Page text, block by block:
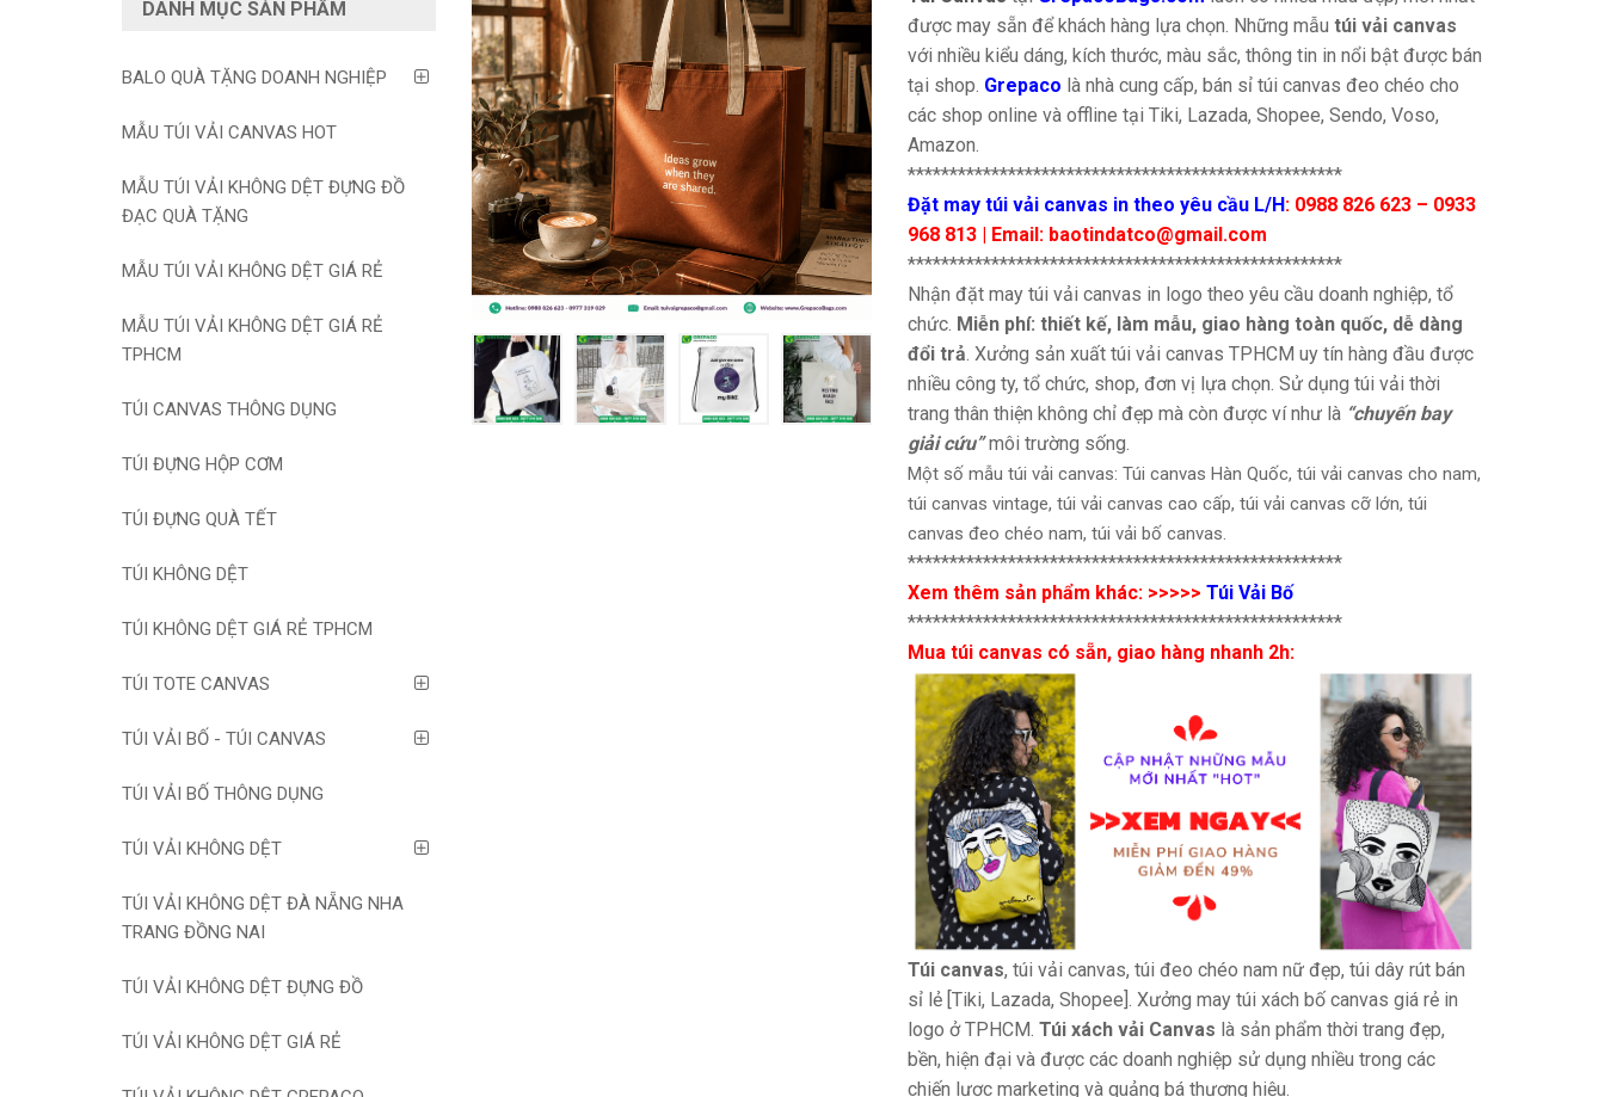
được may sẵn để khách hàng lựa chọn. Những mẫutúi vải canvas
với nhiều kiểu dáng, kích thước, màu sắc, thông tin in nổi bật được bán
tại shop. Grepaco là nhà cung cấp, bán sỉ túi canvas đeo chéo cho
các shop online và offline tại Tiki, Lazada, Shopee, Sendo, Voso,
Amazon.
****************************************************
Đặt may túi vải canvas in theo yêu cầu L/H: 0988 826 623 – 0933
968 813 | Email: baotindatco@gmail.com
****************************************************
Nhận đặt may túi vải canvas in logo theo yêu cầu doanh nghiệp, tổ
chức. Miễn phí: thiết kế, làm mẫu, giao hàng toàn quốc, dễ dàng
đổi trả. Xưởng sản xuất túi vải canvas TPHCM uy tín hàng đầu được
nhiều công ty, tổ chức, shop, đơn vị lựa chọn. Sử dụng túi vải thời
trang thân thiện không chỉ đẹp mà còn được ví như là “chuyến bay
giải cứu”môi trường sống.
Một số mẫu túi vải canvas: Túi canvas Hàn Quốc, túi vải canvas cho nam,
túi canvas vintage, túi vải canvas cao cấp, túi vải canvas cỡ lớn, túi
canvas đeo chéo nam, túi vải bố canvas.
****************************************************
Xem thêm sản phẩm khác: >>>>>Túi Vải Bố
****************************************************
Mua túi canvas có sẵn, giao hàng nhanh 2h:
Túi canvas, túi vải canvas, túi đeo chéo nam nữ đẹp, túi dây rút bán
sỉ lẻ [Tiki, Lazada, Shopee]. Xưởng may túi xách bố canvas giá rẻ in
logo ở TPHCM.Túi xách vải Canvas là sản phẩm thời trang đẹp,
bền, hiện đại và được các doanh nghiệp sử dụng nhiều trong các
chiến lược marketing và quảng bá thương hiệu.
DANH MỤC SẢN PHẨM
BALO QUÀ TẶNG DOANH NGHIỆP
MẪU TÚI VẢI CANVAS HOT
MẪU TÚI VẢI KHÔNG DỆT ĐỰNG ĐỒ
ĐẠC QUÀ TẶNG
MẪU TÚI VẢI KHÔNG DỆT GIÁ RẺ
MẪU TÚI VẢI KHÔNG DỆT GIÁ RẺ
TPHCM
TÚI CANVAS THÔNG DỤNG
TÚI ĐỰNG HỘP CƠM
TÚI ĐỰNG QUÀ TẾT
TÚI KHÔNG DỆT
TÚI KHÔNG DỆT GIÁ RẺ TPHCM
TÚI TOTE CANVAS
TÚI VẢI BỐ - TÚI CANVAS
TÚI VẢI BỐ THÔNG DỤNG
TÚI VẢI KHÔNG DỆT
TÚI VẢI KHÔNG DỆT ĐÀ NẴNG NHA
TRANG ĐỒNG NAI
TÚI VẢI KHÔNG DỆT ĐỰNG ĐỒ
TÚI VẢI KHÔNG DỆT GIÁ RẺ